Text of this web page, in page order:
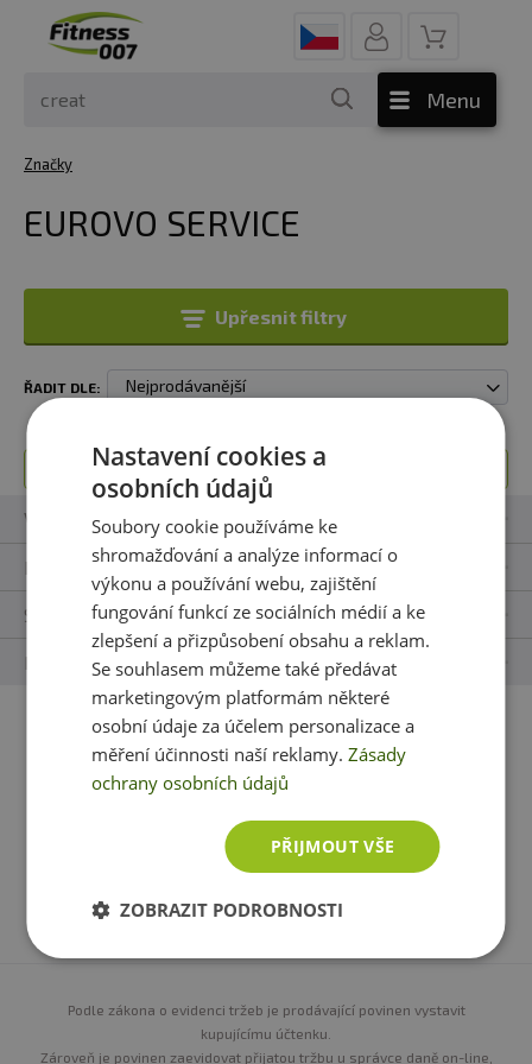
Menu
Značky
EUROVO SERVICE
Upřesnit filtry
ŘADIT DLE: Nejprodávanější
Toto oddělení je prázdné.
Vše o nákupu
Kontakty
Sledujte nás
Naše appky
Platební metody:
Možnosti dopravy:
Podle zákona o evidenci tržeb je prodávající povinen vystavit
kupujícímu účtenku.
Zároveň je povinen zaevidovat přijatou tržbu u správce daně on-line,
Nastavení cookies a
osobních údajů
Soubory cookie používáme ke
shromažďování a analýze informací o
výkonu a používání webu, zajištění
fungování funkcí ze sociálních médií a ke
zlepšení a přizpůsobení obsahu a reklam.
Se souhlasem můžeme také předávat
marketingovým platformám některé
osobní údaje za účelem personalizace a
měření účinnosti naší reklamy.Zásady
ochrany osobních údajů
PŘIJMOUT VŠE
ZOBRAZIT PODROBNOSTI